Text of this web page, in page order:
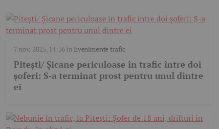
7 nov. 2025, 14:36în Evenimente trafic
Pitești/ Șicane periculoase în trafic între doi
șoferi: S-a terminat prost pentru unul dintre
ei